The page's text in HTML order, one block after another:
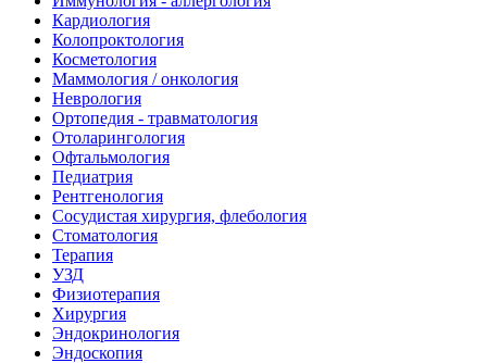
Кардиология
Колопроктология
Косметология
Маммология / онкология
Неврология
Ортопедия - травматология
Отоларингология
Офтальмология
Педиатрия
Рентгенология
Сосудистая хирургия, флебология
Стоматология
Терапия
УЗД
Физиотерапия
Хирургия
Эндокринология
Эндоскопия